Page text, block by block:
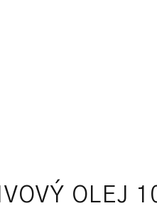
OLEJ